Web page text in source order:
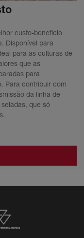
custo-benefício
Disponível para
para as culturas de
que as
para
Para contribuir com
da linha de
que só